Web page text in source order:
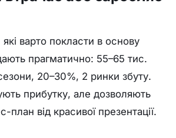
варто покласти в основу
прагматично: 55–65 тис.
20–30%, 2 ринки збуту.
прибутку, але дозволяють
план від красивої презентації.